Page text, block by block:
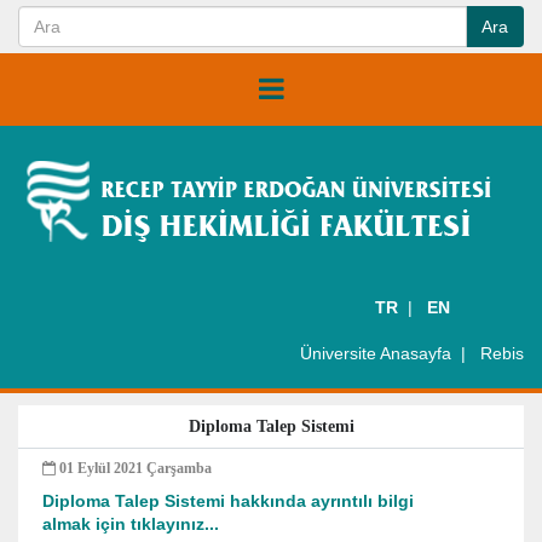
TR EN
Üniversite Anasayfa Rebis
Diploma Talep Sistemi
01 Eylül 2021 Çarşamba
Diploma Talep Sistemi hakkında ayrıntılı bilgi
almak için tıklayınız...